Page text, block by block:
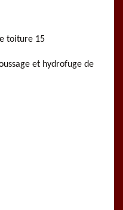
toiture 15
et hydrofuge de